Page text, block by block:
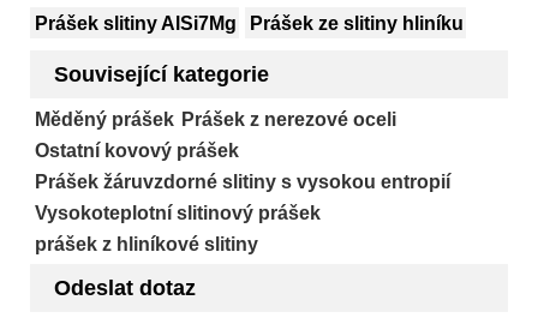
Prášek slitiny AlSi7Mg Prášek ze slitiny hliníku
Související kategorie
Měděný prášek Prášek z nerezové oceli
Ostatní kovový prášek
Prášek žáruvzdorné slitiny s vysokou entropií
Vysokoteplotní slitinový prášek
prášek z hliníkové slitiny
Odeslat dotaz